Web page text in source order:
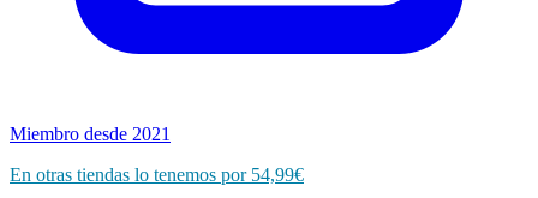
Miembro desde 2021
En otras tiendas lo tenemos por 54,99€